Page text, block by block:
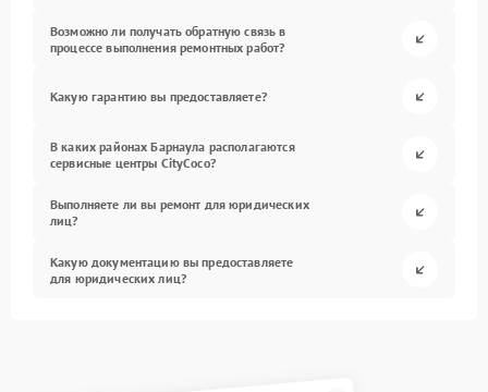
Возможно ли получать обратную связь в
процессе выполнения ремонтных работ?
Какую гарантию вы предоставляете?
В каких районах Барнаула располагаются
сервисные центры CityCoco?
Выполняете ли вы ремонт для юридических
лиц?
Какую документацию вы предоставляете
для юридических лиц?